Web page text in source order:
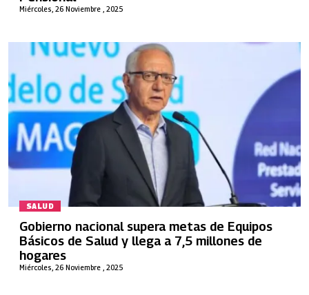
Miércoles, 26 Noviembre , 2025
SALUD
Miércoles, 26 Noviembre , 2025
Gobierno nacional supera metas de Equipos
Básicos de Salud y llega a 7,5 millones de
hogares